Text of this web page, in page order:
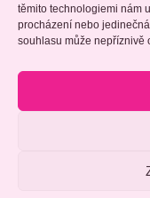
těmito technologiemi nám
procházení nebo
souhlasu může nepříznivě
Stavba grilů s.r.o.
Podnádražní 910/
FIO Banka: